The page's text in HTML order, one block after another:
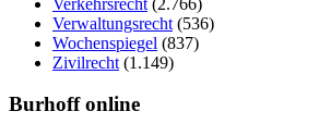
Verwaltungsrecht (536)
Wochenspiegel (837)
Zivilrecht (1.149)
Burhoff online